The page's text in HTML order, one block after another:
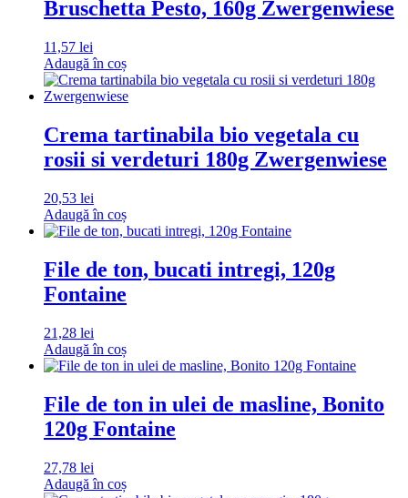
Bruschetta Pesto, 160g Zwergenwiese
11,57 lei
Adaugă în coș
Crema tartinabila bio vegetala cu
rosii si verdeturi 180g Zwergenwiese
20,53 lei
Adaugă în coș
File de ton, bucati intregi, 120g
Fontaine
21,28 lei
Adaugă în coș
File de ton in ulei de masline, Bonito
120g Fontaine
27,78 lei
Adaugă în coș